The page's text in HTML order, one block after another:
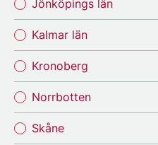
Jönköpings län
Kalmar län
Kronoberg
Norrbotten
Skåne